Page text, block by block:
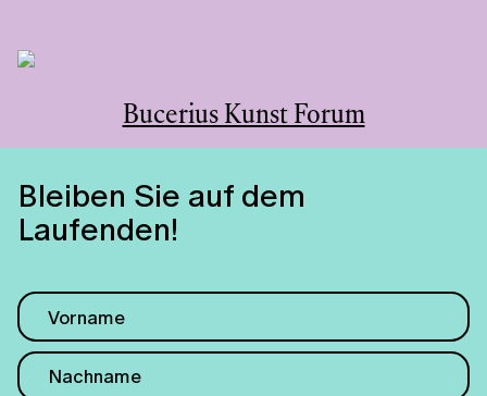
Bucerius Kunst Forum
Bleiben Sie auf dem
Laufenden!